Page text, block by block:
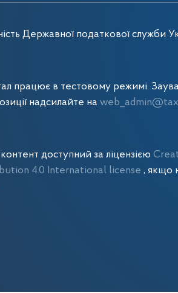
Державної податкової служби
працює в тестовому режимі.
надсилайте на
доступний за ліцензією
4.0 International license , якщо